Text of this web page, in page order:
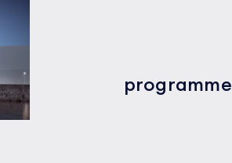
programme